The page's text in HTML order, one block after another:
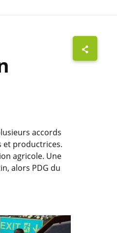
accords
et productrices.
agricole. Une
alors PDG du